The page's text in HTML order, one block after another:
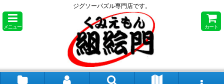
ジグソーパズル専門店です。
メニュー カート